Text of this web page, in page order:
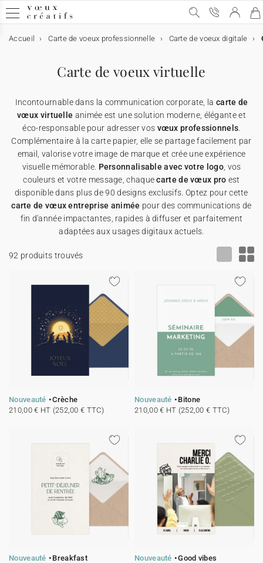
Carte de voeux
Carte de voeux
➞ Toutes les cartes de voeux
Carte de voeux humour
Carte de voeux Noël
Carte de voeux originale
Carte de voeux 100% personnalisable
★ Demande d'échantillons
★ Demande de devis
Carte de voeux digitale
Carte de voeux digitale
➞ Toutes les cartes digitales
Carte de voeux vidéo
Carte de voeux vidéo premium
★ Demande de devis
Carte de voeux & chocolat
➞ Toutes les cartes chocolats
Tablette chocolat
Carte avec deux chocolats
★ Demande d'échantillons
Calendrier personnalisé
Calendrier personnalisé
➞ Tous les calendriers
Objets personnalisés
Objets personnalisés
➞ Tous les supports
Appareils photos jetables
Cartes cadeau
Cartes de remerciements
Cartes postales
Etiquettes d'enveloppe
Présentoirs comptoir
Accueil Carte de voeux professionnelle Carte de voeux digitale
Carte de voeux virtuelle
Incontournable dans la communication corporate, la carte de
vœux virtuelle animée est une solution moderne, élégante et
éco-responsable pour adresser vos vœux professionnels
Complémentaire à la carte papier, elle se partage facilement par
email, valorise votre image de marque et crée une expérience
visuelle mémorable. Personnalisable avec votre logo, vos
couleurs et votre message, chaquecarte de vœux pro est
disponible dans plus de 90 designs exclusifs. Optez pour cette
carte de vœux entreprise animée pour des communications de
fin d'année impactantes, rapides à diffuser et parfaitement
adaptées aux usages digitaux actuels.
92 produits trouvés
Nouveauté
Crèche
210,00 € HT (252,00 € TTC)
Nouveauté
Bitone
210,00 € HT (252,00 € TTC)
Nouveauté
Breakfast
Nouveauté
Good vibes